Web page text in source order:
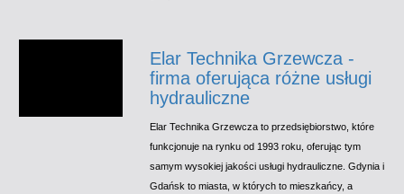
Elar Technika Grzewcza -
firma oferująca różne usługi
hydrauliczne
Elar Technika Grzewcza to przedsiębiorstwo, które
funkcjonuje na rynku od 1993 roku, oferując tym
samym wysokiej jakości usługi hydrauliczne. Gdynia i
Gdańsk to miasta, w których to mieszkańcy, a